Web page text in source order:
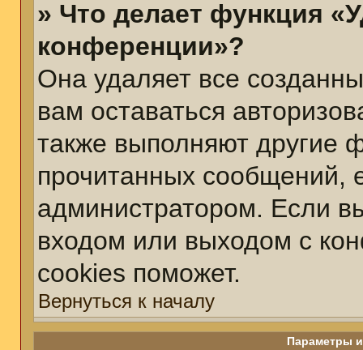
» Что делает функция
конференции»?
Она удаляет все
вам оставаться
также выполняют другие
прочитанных сообщений,
администратором. Если
входом или выходом с
cookies поможет.
Вернуться к началу
Параметры